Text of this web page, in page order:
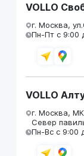
VOLLO
г. Москва,
Пн-Пт с 9:00
VOLLO
г. Москва,
Север
Пн-Вс с 9:00